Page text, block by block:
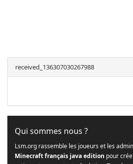
received_136307030267988
Qui sommes nous ?
Lsm.org rassemble les joueurs et les
Minecraft français java edition pour